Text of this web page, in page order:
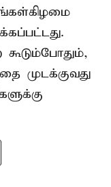
முடக்குவது